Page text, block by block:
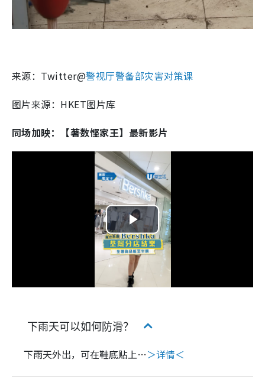
来源：Twitter@警视厅警备部灾害对策课
图片来源：HKET图片库
同场加映：【著数悭家王】最新影片
P
l
a
i
下雨天可以如何防滑？
下雨天外出，可在鞋底贴上…＞详情＜